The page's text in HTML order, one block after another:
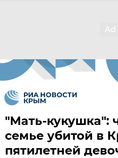
"Мать-кукушка":
семье убитой в
пятилетней